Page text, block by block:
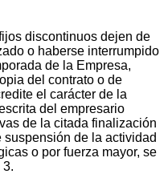
discontinuos dejen de
o haberse interrumpido
de la Empresa,
del contrato o de
el carácter de la
del empresario
de la citada finalización
de la actividad
o por fuerza mayor, se
3.